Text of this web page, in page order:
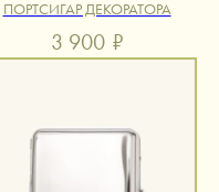
ПОРТСИГАР ДЕКОРАТОРА
3 900 ₽